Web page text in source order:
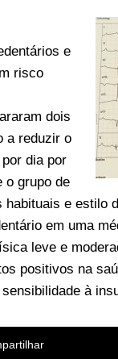
e
risco
dois
a reduzir o
dia por
o grupo de
e estilo
em uma
leve e
positivos na
à